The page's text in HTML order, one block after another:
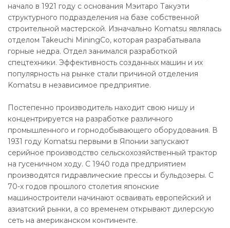
начало в 1921 году с основания Мэитаро Такуэти
структурного подразделения на базе собственной
строительной мастерской. Изначально Komatsu являлась
отделом Takeuchi MiningCo, которая разрабатывала
горные недра. Отдел занимался разработкой
спецтехники. Эффективность созданных машин и их
популярность на рынке стали причиной отделения
Komatsu в независимое предприятие.
Постепенно производитель находит свою нишу и
концентрируется на разработке различного
промышленного и горнодобывающего оборудования. В
1931 году Komatsu первыми в Японии запускают
серийное производство сельскохозяйственный трактор
на гусеничном ходу. С 1940 года предприятием
производятся гидравлические прессы и бульдозеры. С
70-х годов прошлого столетия японские
машиностроители начинают осваивать европейский и
азиатский рынки, а со временем открывают дилерскую
сеть на американском континенте.